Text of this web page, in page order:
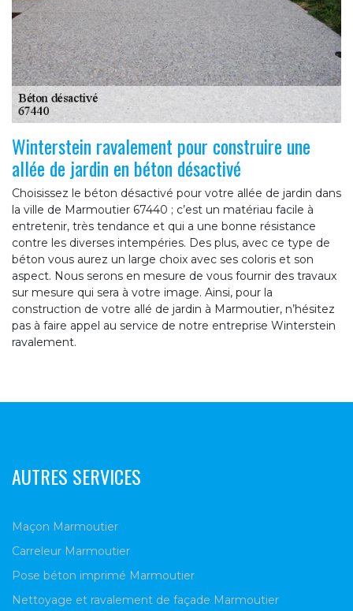
Winterstein ravalement pour construire une
allée de jardin en béton désactivé
Choisissez le béton désactivé pour votre allée de jardin dans
la ville de Marmoutier 67440 ; c’est un matériau facile à
entretenir, très tendance et qui a une bonne résistance
contre les diverses intempéries. Des plus, avec ce type de
béton vous aurez un large choix avec ses coloris et son
aspect. Nous serons en mesure de vous fournir des travaux
sur mesure qui sera à votre image. Ainsi, pour la
construction de votre allé de jardin à Marmoutier, n’hésitez
pas à faire appel au service de notre entreprise Winterstein
ravalement.
AUTRES SERVICES
Maçon Marmoutier
Carreleur Marmoutier
Pose béton imprimé Marmoutier
Nettoyage et ravalement de façade Marmoutier